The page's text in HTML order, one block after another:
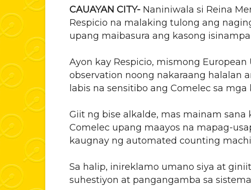
CAUAYAN CITY- Naniniwala si Reina
Respicio na malaking tulong ang
upang maibasura ang kasong
Ayon kay Respicio, mismong
observation noong nakaraang halalan
labis na sensitibo ang Comelec sa
Giit ng bise alkalde, mas mainam
Comelec upang maayos na mapag-
kaugnay ng automated counting
Sa halip, inireklamo umano siya at
suhestiyon at pangangamba sa